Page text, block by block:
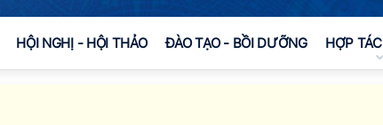
HỘI NGHỊ - HỘI THẢO ĐÀO TẠO - BỒI DƯỠNG HỢP